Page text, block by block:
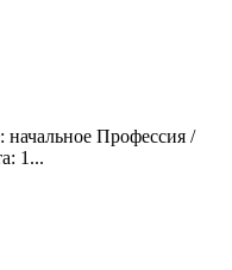
Профессия /
1...